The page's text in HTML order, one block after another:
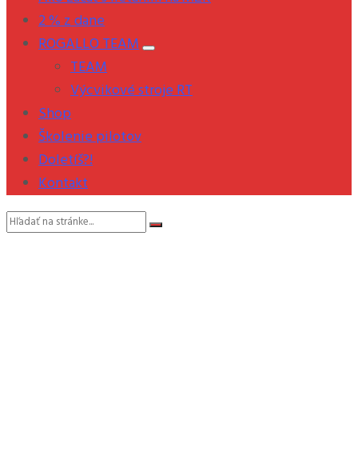
2 % z dane
ROGALLO TEAM
TEAM
Výcvikové stroje RT
Shop
Školenie pilotov
Doletíš?!
Kontakt
Vyhľadávanie: